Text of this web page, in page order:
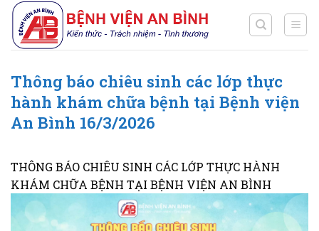
Chuyển
đến
nội
Thông báo chiêu sinh các lớp thực
hành khám chữa bệnh tại Bệnh viện
An Bình 16/3/2026
THÔNG BÁO CHIÊU SINH CÁC LỚP THỰC HÀNH
KHÁM CHỮA BỆNH TẠI BỆNH VIỆN AN BÌNH